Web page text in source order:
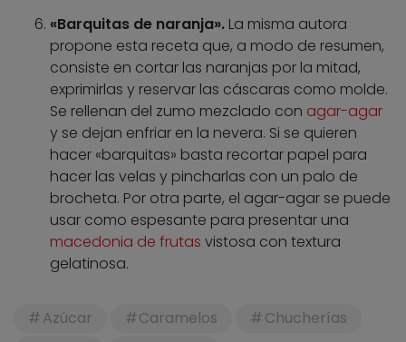
«Barquitas de naranja». La misma autora
propone esta receta que, a modo de resumen,
consiste en cortar las naranjas por la mitad,
exprimirlas y reservar las cáscaras como molde.
Se rellenan del zumo mezclado con agar-agar
y se dejan enfriar en la nevera. Si se quieren
hacer «barquitas» basta recortar papel para
hacer las velas y pincharlas con un palo de
brocheta. Por otra parte, el agar-agar se puede
usar como espesante para presentar una
macedonia de frutas vistosa con textura
gelatinosa.
Azúcar Caramelos
Chucherías